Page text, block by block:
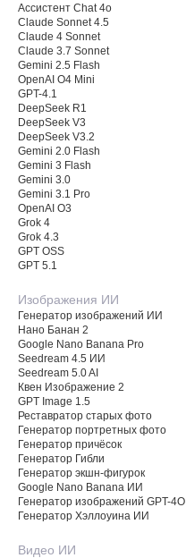
Ассистент Chat 4o
Claude Sonnet 4.5
Claude 4 Sonnet
Claude 3.7 Sonnet
Gemini 2.5 Flash
OpenAI O4 Mini
GPT-4.1
DeepSeek R1
DeepSeek V3
DeepSeek V3.2
Gemini 2.0 Flash
Gemini 3 Flash
Gemini 3.0
Gemini 3.1 Pro
OpenAI O3
Grok 4
Grok 4.3
GPT OSS
GPT 5.1
Изображения ИИ
Генератор изображений ИИ
Нано Банан 2
Google Nano Banana Pro
Seedream 4.5 ИИ
Seedream 5.0 AI
Квен Изображение 2
GPT Image 1.5
Реставратор старых фото
Генератор портретных фото
Генератор причёсок
Генератор Гибли
Генератор экшн-фигурок
Google Nano Banana ИИ
Генератор изображений GPT-4O
Генератор Хэллоуина ИИ
Видео ИИ